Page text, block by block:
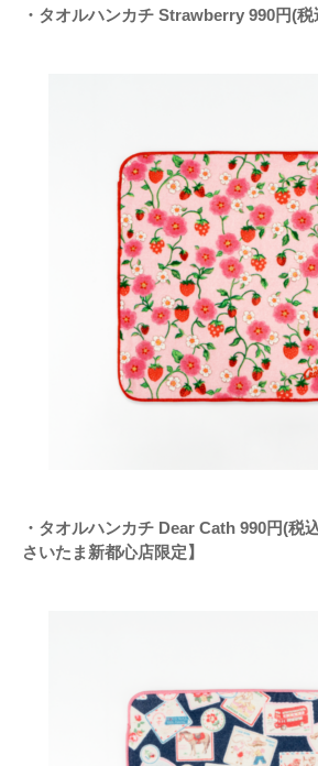
・タオルハンカチ Strawberry 990円(税
・タオルハンカチ Dear Cath 990円(税
さいたま新都心店限定】